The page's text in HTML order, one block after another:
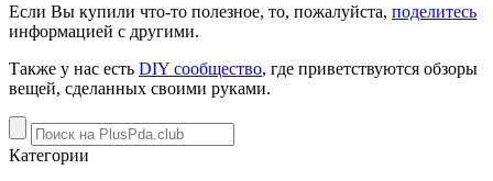
Если Вы купили что-то полезное, то, пожалуйста, поделитесь
информацией с другими.
Также у нас есть DIY сообщество, где приветствуются обзоры
вещей, сделанных своими руками.
Категории